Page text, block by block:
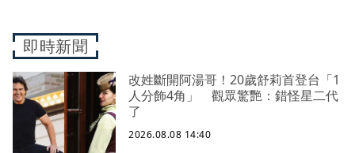
即時新聞
改姓斷開阿湯哥！20歲舒莉首登台「1
人分飾4角」 觀眾驚艷：錯怪星二代
了
2026.08.08 14:40